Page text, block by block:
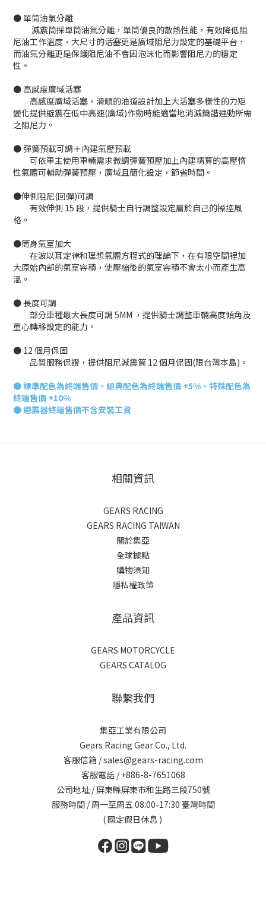
● 單筒油氣分離
減震筒採單筒油氣分離，單筒優良的散熱性能，有效降低阻
尼油工作溫度，大尺寸的活塞更是廣域阻尼力設定的基礎平台，
而油氣分離更是保護阻尼油不會因泡沫化而影響阻尼力的穩定
性。
● 高感度廣域活塞
高感度廣域活塞，滑順的油道設計加上大活塞多樣性的力矩
變化提供避震在低中高速(廣域)作動時能適當地消減簡諧運動所需
之阻尼力。
● 彈簧預載可調＋內建氣壓預載
可依車主使用車輛需求微調彈簧預壓加上內建精算的高壓惰
性氣體可輔助彈簧預壓，廣域且簡化設定，節省時間。
●伸側阻尼(回彈)可調
有效伸側 15 段，提供騎士自行調整設定屬於自己的操控風
格。
●筒身氣室加大
在波以耳定律和理想氣體方程式的理論下，在有限空間裡加
大原始內部的氣室容積，使壓縮後的氣室容積不會太小而產生高
溫。
● 長度可調
部分車種最大長度可調 5MM ，提供騎士調整車輛高度傾角及
重心轉移設定的能力。
● 12 個月保固
品質服務保證，提供阻尼減震筒 12 個月保固(限台灣本島)。
●標準配色為終端售價、經典配色為終端售價 +5%、特殊配色為
終端售價 +10%
● 避震器終端售價不含安裝工資
相關資訊
GEARS RACING
GEARS RACING TAIWAN
關於集亞
全球據點
購物須知
隱私權政策
產品資訊
GEARS MOTORCYCLE
GEARS CATALOG
聯繫我們
集亞工業有限公司
Gears Racing Gear Co., Ltd.
客服信箱 / sales@gears-racing.com
客服電話 / +886-8-7651068
公司地址 / 屏東縣屏東市和生路三段750號
服務時間 / 周一至周五 08:00-17:30 臺灣時間
( 國定假日休息 )